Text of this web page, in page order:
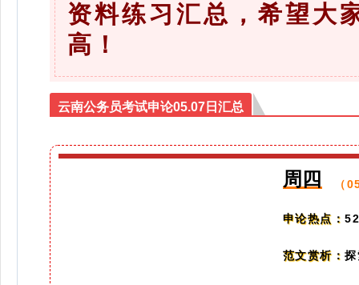
资料练习汇总，希望大
高！
云南公务员考试申论05.07日汇总
周四 （
申论热点：
范文赏析：